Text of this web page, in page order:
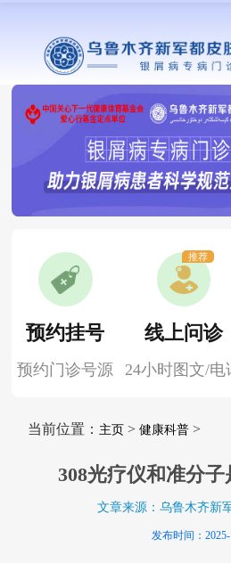
预约挂号
预约门诊号源
线上问诊
24小时图文/电
推荐
当前位置： 主页> 健康科普>
308光疗仪和准分
文章来源：乌鲁木齐新
发布时间：